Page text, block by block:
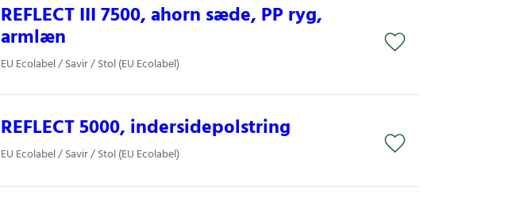
REFLECT III 7500, ahorn sæde, PP ryg,
armlæn
EU Ecolabel / Savir / Stol (EU Ecolabel)
REFLECT 5000, indersidepolstring
EU Ecolabel / Savir / Stol (EU Ecolabel)